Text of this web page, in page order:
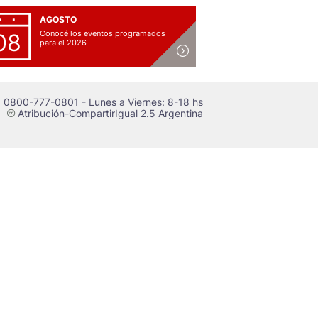
AGOSTO
Conocé los eventos programados
para el 2026
0800-777-0801 - Lunes a Viernes: 8-18 hs
cAtribución-CompartirIgual 2.5 Argentina